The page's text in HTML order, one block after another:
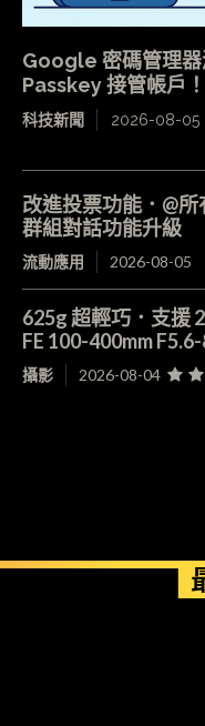
Google 密碼管理
Passkey 接管帳戶！
科技新聞 2026-08-05
改進投票功能．@
群組對話功能升級
流動應用 2026-08-05
625g 超輕巧．支援
FE 100-400mm
攝影 2026-08-04